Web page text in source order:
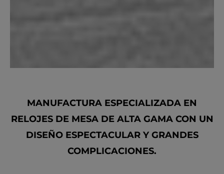
MANUFACTURA ESPECIALIZADA EN
RELOJES DE MESA DE ALTA GAMA CON UN
DISEÑO ESPECTACULAR Y GRANDES
COMPLICACIONES.